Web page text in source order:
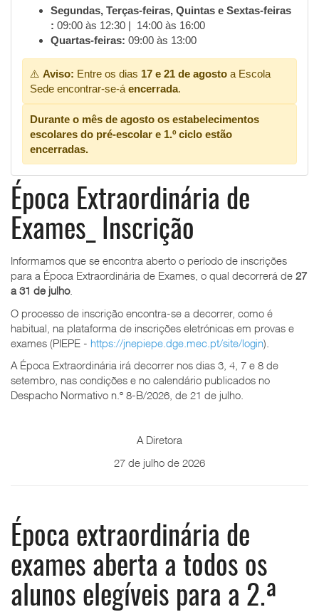
Segundas, Terças-feiras, Quintas e Sextas-feiras
: 09:00 às 12:30 | 14:00 às 16:00
Quartas-feiras: 09:00 às 13:00
⚠️ Aviso: Entre os dias 17 e 21 de agosto a Escola
Sede encontrar-se-á encerrada.
Durante o mês de agosto os estabelecimentos
escolares do pré-escolar e 1.º ciclo estão
encerradas.
Época Extraordinária de
Exames_ Inscrição
Informamos que se encontra aberto o período de inscrições
para a Época Extraordinária de Exames, o qual decorrerá de 27
a 31 de julho.
O processo de inscrição encontra-se a decorrer, como é
habitual, na plataforma de inscrições eletrónicas em provas e
exames (PIEPE - https://jnepiepe.dge.mec.pt/site/login).
A Época Extraordinária irá decorrer nos dias 3, 4, 7 e 8 de
setembro, nas condições e no calendário publicados no
Despacho Normativo n.º 8-B/2026, de 21 de julho.
A Diretora
27 de julho de 2026
Época extraordinária de
exames aberta a todos os
alunos elegíveis para a 2.ª